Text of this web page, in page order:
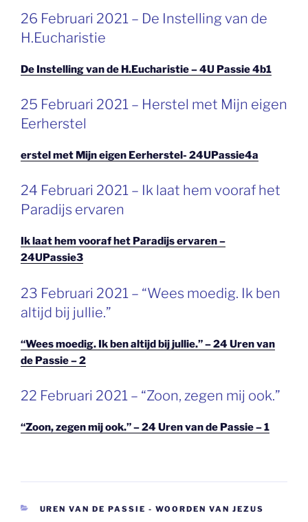
GEPLAATST
OP
26 Februari 2021 – De Instelling van de
H.Eucharistie
De Instelling van de H.Eucharistie – 4U Passie 4b1
GEPLAATST
OP
25 Februari 2021 – Herstel met Mijn eigen
Eerherstel
erstel met Mijn eigen Eerherstel- 24UPassie4a
GEPLAATST
OP
24 Februari 2021 – Ik laat hem vooraf het
Paradijs ervaren
Ik laat hem vooraf het Paradijs ervaren –
24UPassie3
GEPLAATST
OP
23 Februari 2021 – “Wees moedig. Ik ben
altijd bij jullie.”
“Wees moedig. Ik ben altijd bij jullie.” – 24 Uren van
de Passie – 2
GEPLAATST
OP
22 Februari 2021 – “Zoon, zegen mij ook.”
“Zoon, zegen mij ook.” – 24 Uren van de Passie – 1
CATEGORIEËN
UREN VAN DE PASSIE - WOORDEN VAN JEZUS